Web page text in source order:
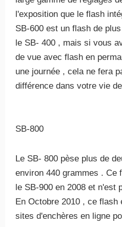
l'exposition que le flash
SB-600 est un flash de
le SB- 400 , mais si vous
de vue avec flash en
une journée , cela ne fera
différence dans votre vie
SB-800
Le SB- 800 pèse plus de
environ 440 grammes . Ce
le SB-900 en 2008 et n'est
En Octobre 2010 , ce flash
sites d'enchères en ligne